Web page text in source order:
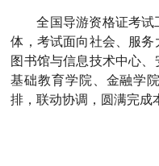
全国导游资格证考
体，考试面向社会、服
图书馆与信息技术中心、
基础教育学院、金融学
排，联动协调，圆满完成